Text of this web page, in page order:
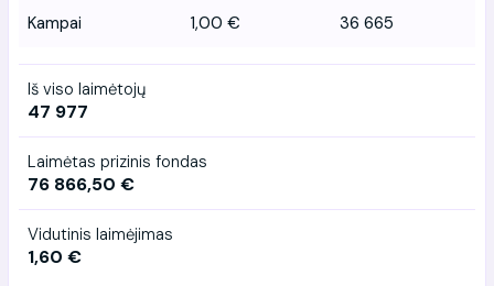
Kampai 1,00 € 36 665
Iš viso laimėtojų
47 977
Laimėtas prizinis fondas
76 866,50 €
Vidutinis laimėjimas
1,60 €